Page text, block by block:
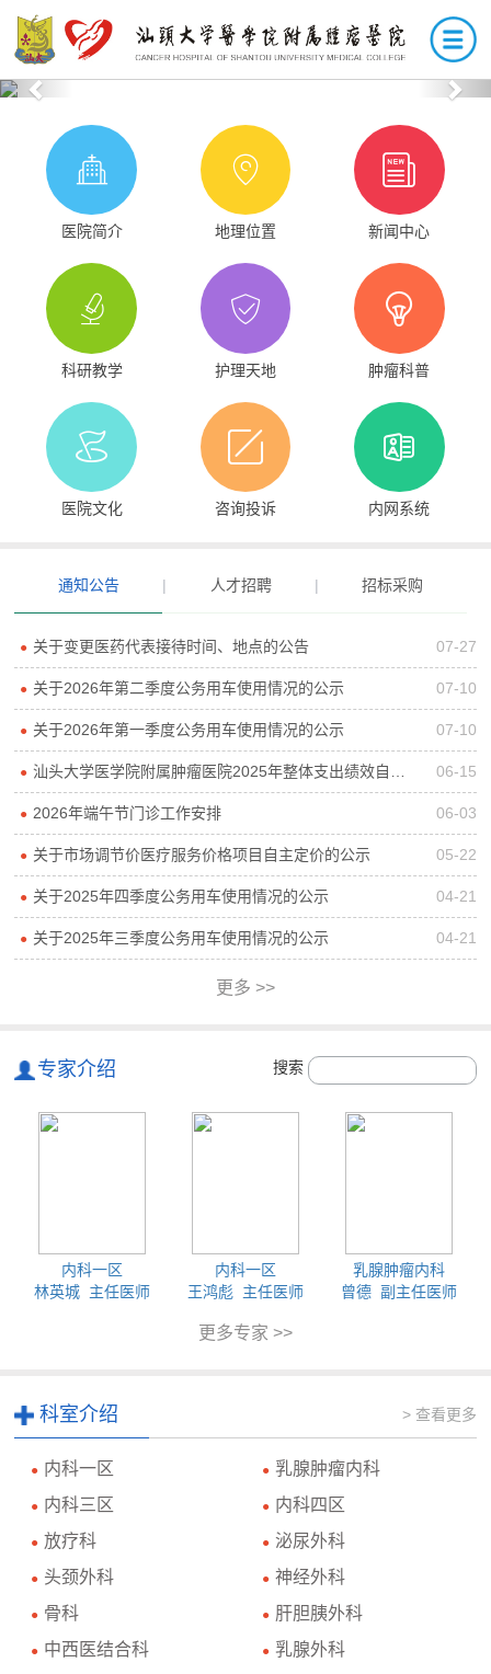
Previous
医院简介 地理位置 新闻中心
科研教学 护理天地 肿瘤科普
医院文化 咨询投诉 内网系统
通知公告 | 人才招聘 | 招标采购
● 关于变更医药代表接待时间、地点的公告 07-27
● 关于2026年第二季度公务用车使用情况的公示 07-10
● 关于2026年第一季度公务用车使用情况的公示 07-10
● 汕头大学医学院附属肿瘤医院2025年整体支出绩效自评报告 06-15
● 2026年端午节门诊工作安排 06-03
● 关于市场调节价医疗服务价格项目自主定价的公示 05-22
● 关于2025年四季度公务用车使用情况的公示 04-21
● 关于2025年三季度公务用车使用情况的公示 04-21
更多 >>
专家介绍 搜索
内科一区
林英城 主任医师
内科一区
王鸿彪 主任医师
乳腺肿瘤内科
曾德 副主任医师
更多专家 >>
科室介绍 > 查看更多
● 内科一区 ● 乳腺肿瘤内科
● 内科三区 ● 内科四区
● 放疗科 ● 泌尿外科
● 头颈外科 ● 神经外科
● 骨科 ● 肝胆胰外科
● 中西医结合科 ● 乳腺外科